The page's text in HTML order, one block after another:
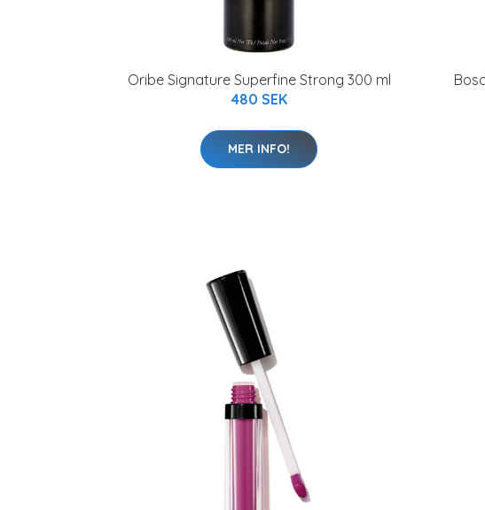
Oribe Signature Superfine Strong 300 ml
480 SEK
MER INFO!